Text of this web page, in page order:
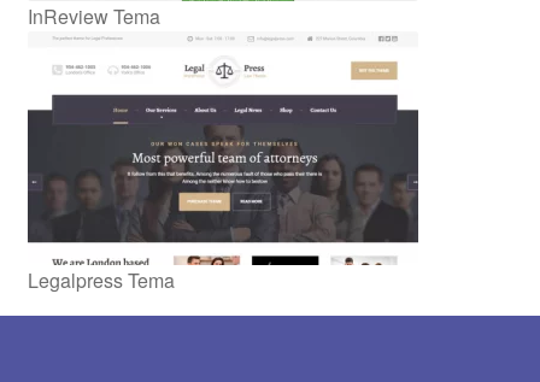
InReview Tema
Legalpress Tema